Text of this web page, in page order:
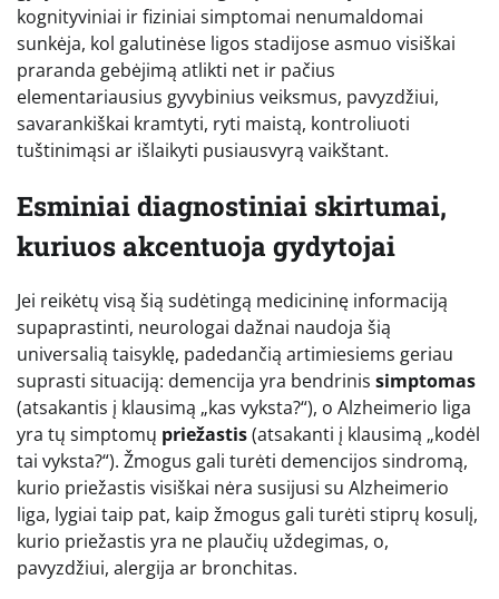
kognityviniai ir fiziniai simptomai nenumaldomai
sunkėja, kol galutinėse ligos stadijose asmuo visiškai
praranda gebėjimą atlikti net ir pačius
elementariausius gyvybinius veiksmus, pavyzdžiui,
savarankiškai kramtyti, ryti maistą, kontroliuoti
tuštinimąsi ar išlaikyti pusiausvyrą vaikštant.
Esminiai diagnostiniai skirtumai,
kuriuos akcentuoja gydytojai
Jei reikėtų visą šią sudėtingą medicininę informaciją
supaprastinti, neurologai dažnai naudoja šią
universalią taisyklę, padedančią artimiesiems geriau
suprasti situaciją: demencija yra bendrinis simptomas
(atsakantis į klausimą „kas vyksta?“), o Alzheimerio liga
yra tų simptomų priežastis(atsakanti į klausimą „kodėl
tai vyksta?“). Žmogus gali turėti demencijos sindromą,
kurio priežastis visiškai nėra susijusi su Alzheimerio
liga, lygiai taip pat, kaip žmogus gali turėti stiprų kosulį,
kurio priežastis yra ne plaučių uždegimas, o,
pavyzdžiui, alergija ar bronchitas.